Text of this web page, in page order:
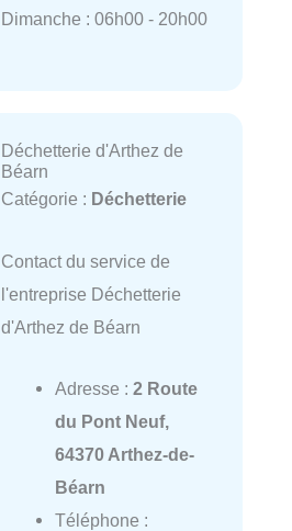
Dimanche : 06h00 - 20h00
Déchetterie d'Arthez de
Béarn
Catégorie : Déchetterie
Contact du service de
l'entreprise Déchetterie
d'Arthez de Béarn
Adresse : 2 Route
du Pont Neuf,
64370 Arthez-de-
Béarn
Téléphone :